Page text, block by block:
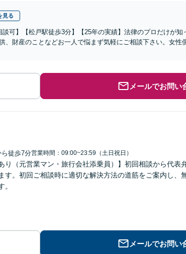
見る
談可】【松戸駅徒歩3分】【25年の実績】法律のプロだけが
、財産のことなどお一人で悩まず気軽にご相談下さい。女性
メールでお問い
ら徒歩7分営業時間：09:00~23:59（土日祝日）
（元営業マン・旅行会社添乗員）】初回相談から代表
す。初回ご相談時に適切な解決方法の道筋をご案内し、
。
メールでお問い